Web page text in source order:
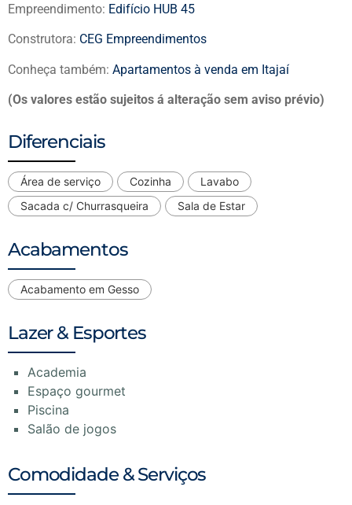
Empreendimento: Edifício HUB 45
Construtora: CEG Empreendimentos
Conheça também: Apartamentos à venda em Itajaí
(Os valores estão sujeitos á alteração sem aviso prévio)
Diferenciais
Área de serviço Cozinha
Lavabo
Sacada c/ Churrasqueira
Sala de Estar
Acabamentos
Acabamento em Gesso
Lazer & Esportes
Academia
Espaço gourmet
Piscina
Salão de jogos
Comodidade & Serviços